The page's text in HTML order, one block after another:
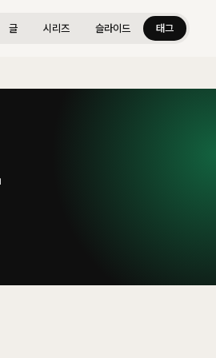
글 시리즈 슬라이드 태그